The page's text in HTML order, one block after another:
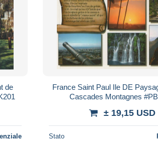
de
France Saint Paul Ile DE
Cascades Montagnes
± 19,15 USD
Stato